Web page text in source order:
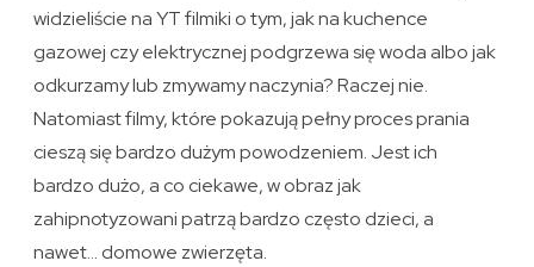
widzieliście na YT filmiki o tym, jak na kuchence
gazowej czy elektrycznej podgrzewa się woda albo jak
odkurzamy lub zmywamy naczynia? Raczej nie.
Natomiast filmy, które pokazują pełny proces prania
cieszą się bardzo dużym powodzeniem. Jest ich
bardzo dużo, a co ciekawe, w obraz jak
zahipnotyzowani patrzą bardzo często dzieci, a
nawet… domowe zwierzęta.